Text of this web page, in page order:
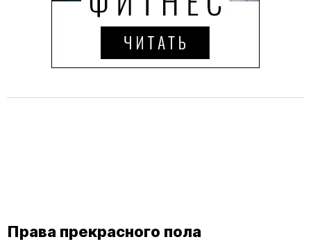
Права прекрасного пола